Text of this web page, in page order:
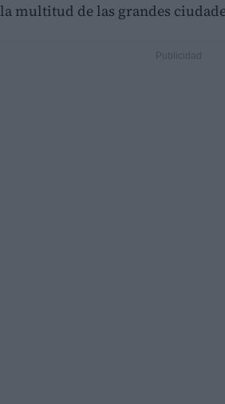
la multitud de las grandes